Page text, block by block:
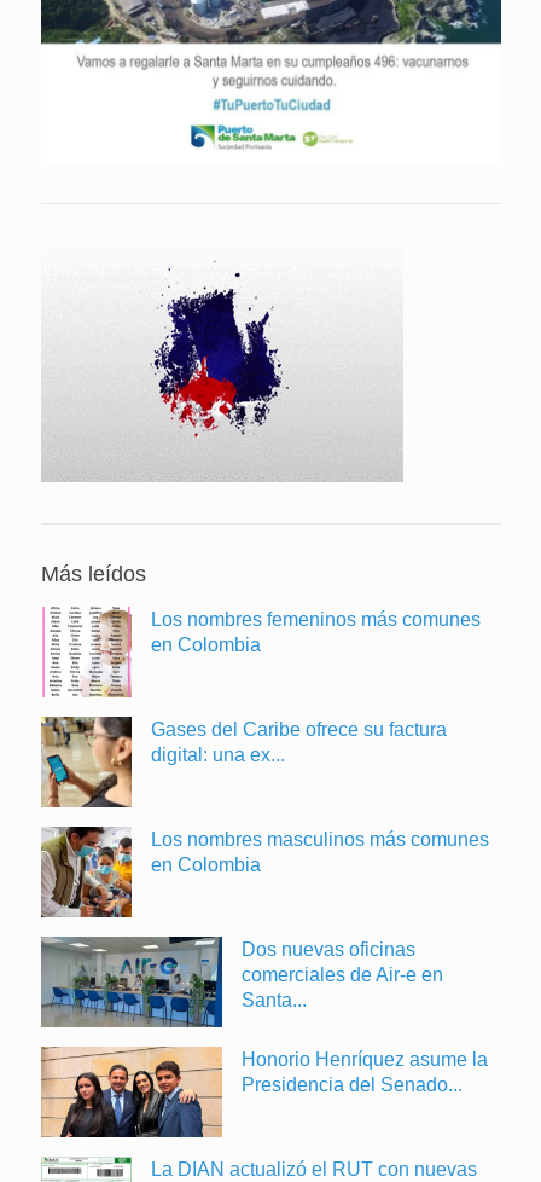
Más leídos
Los nombres femeninos más comunes
en Colombia
Gases del Caribe ofrece su factura
digital: una ex...
Los nombres masculinos más comunes
en Colombia
Dos nuevas oficinas
comerciales de Air-e en
Santa...
Honorio Henríquez asume la
Presidencia del Senado...
La DIAN actualizó el RUT con nuevas